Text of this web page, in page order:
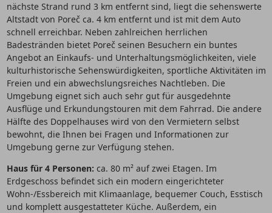
nächste Strand rund 3 km entfernt sind, liegt die sehenswerte
Altstadt von Poreč ca. 4 km entfernt und ist mit dem Auto
schnell erreichbar. Neben zahlreichen herrlichen
Badestränden bietet Poreč seinen Besuchern ein buntes
Angebot an Einkaufs- und Unterhaltungsmöglichkeiten, viele
kulturhistorische Sehenswürdigkeiten, sportliche Aktivitäten im
Freien und ein abwechslungsreiches Nachtleben. Die
Umgebung eignet sich auch sehr gut für ausgedehnte
Ausflüge und Erkundungstouren mit dem Fahrrad. Die andere
Hälfte des Doppelhauses wird von den Vermietern selbst
bewohnt, die Ihnen bei Fragen und Informationen zur
Umgebung gerne zur Verfügung stehen.
Haus für 4 Personen: ca. 80 m² auf zwei Etagen. Im
Erdgeschoss befindet sich ein modern eingerichteter
Wohn-/Essbereich mit Klimaanlage, bequemer Couch, Esstisch
und komplett ausgestatteter Küche. Außerdem, ein